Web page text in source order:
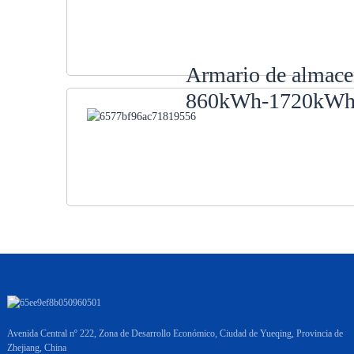
Armario de
860kWh-
Avenida Central nº 222, Zona de Desarrollo Económico, Ciudad de Yueqing, Provincia de
Zhejiang, China